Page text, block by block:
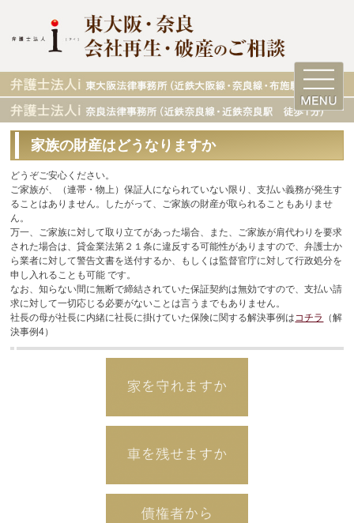
家族の財産はどうなりますか
どうぞご安心ください。
ご家族が、（連帯・物上）保証人になられていない限り、支払い義務が発生す
ることはありません。したがって、ご家族の財産が取られることもありませ
ん。
万一、ご家族に対して取り立てがあった場合、また、ご家族が肩代わりを要求
された場合は、貸金業法第２１条に違反する可能性がありますので、弁護士か
ら業者に対して警告文書を送付するか、もしくは監督官庁に対して行政処分を
申し入れることも可能 です。
なお、知らない間に無断で締結されていた保証契約は無効ですので、支払い請
求に対して一切応じる必要がないことは言うまでもありません。
社長の母が社長に内緒に社長に掛けていた保険に関する解決事例は コチラ
（解
決事例4）